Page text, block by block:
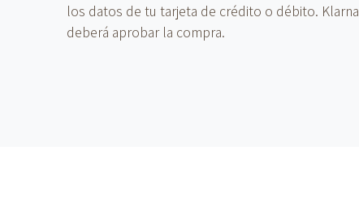
los datos de tu tarjeta de crédito o débito. Klarna
deberá aprobar la compra.